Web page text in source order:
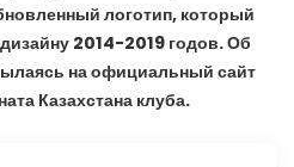
логотип, который
2014-2019 годов. Об
на официальный сайт
Казахстана клуба.